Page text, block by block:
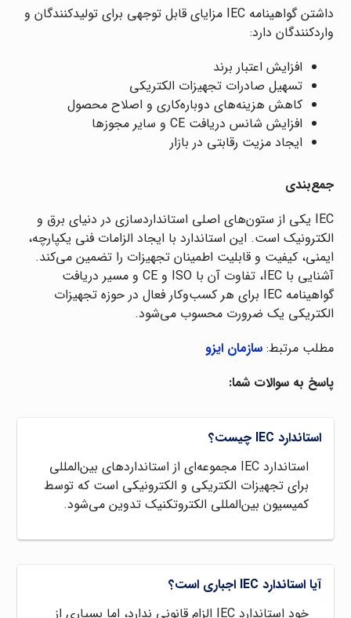
داشتن گواهینامه IEC مزایای قابل توجهی برای تولیدکنندگان و
واردکنندگان دارد:
افزایش اعتبار برند
تسهیل صادرات تجهیزات الکتریکی
کاهش هزینه‌های دوباره‌کاری و اصلاح محصول
افزایش شانس دریافت CE و سایر مجوزها
ایجاد مزیت رقابتی در بازار
جمع‌بندی
IEC یکی از ستون‌های اصلی استانداردسازی در دنیای برق و
الکترونیک است. این استاندارد با ایجاد الزامات فنی یکپارچه،
ایمنی، کیفیت و قابلیت اطمینان تجهیزات را تضمین می‌کند.
آشنایی با IEC، تفاوت آن با ISO و CE و مسیر دریافت
گواهینامه IEC برای هر کسب‌وکار فعال در حوزه تجهیزات
الکتریکی یک ضرورت محسوب می‌شود.
مطلب مرتبط:سازمان ایزو
پاسخ به سوالات شما:
استاندارد IEC چیست؟
استاندارد IEC مجموعه‌ای از استانداردهای بین‌المللی
برای تجهیزات الکتریکی و الکترونیکی است که توسط
کمیسیون بین‌المللی الکتروتکنیک تدوین می‌شود.
آیا استاندارد IEC اجباری است؟
خود استاندارد IEC الزام قانونی ندارد، اما بسیاری از